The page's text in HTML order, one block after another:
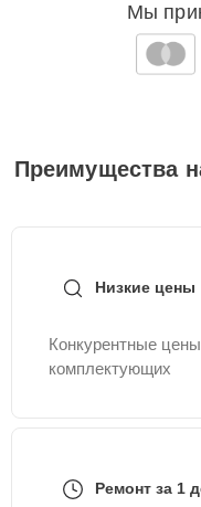
Мы
Преимущества
Низкие цены
Конкурентные
комплектующих
Ремонт за 1